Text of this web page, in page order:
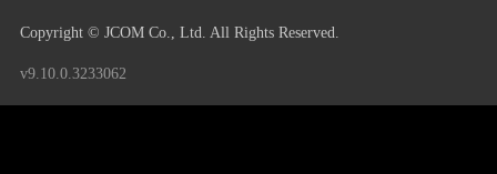
Copyright © JCOM Co., Ltd. All Rights Reserved.
v9.10.0.3233062